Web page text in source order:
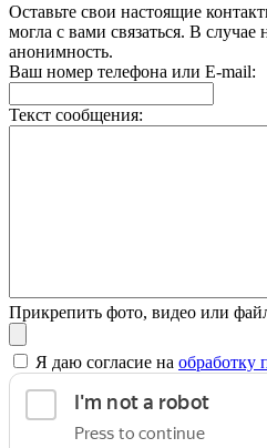
Оставьте свои настоящие
могла с вами связаться. В
анонимность.
Ваш номер телефона или E-mail:
Текст сообщения:
Прикрепить фото, видео или
Я даю согласие на обработку